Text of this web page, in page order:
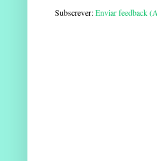
Subscrever:Enviar feedback